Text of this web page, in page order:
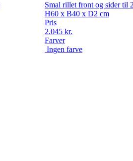
Smal rillet front og sider til
H60 x B40 x D2 cm
Pris
2.045 kr.
Farver
Ingen farve